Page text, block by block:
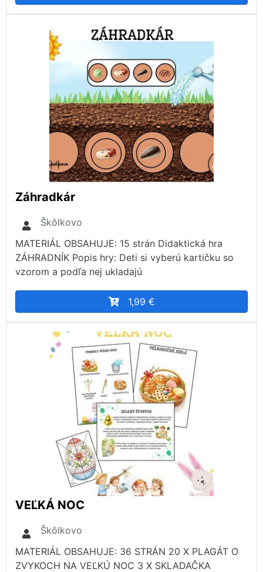
Záhradkár
Škôlkovo
MATERIÁL OBSAHUJE: 15 strán Didaktická hra
ZÁHRADNÍK Popis hry: Deti si vyberú kartičku so
vzorom a podľa nej ukladajú
1,99 €
VEĽKÁ NOC
Škôlkovo
MATERIÁL OBSAHUJE: 36 STRÁN 20 X PLAGÁT O
ZVYKOCH NA VEĽKÚ NOC 3 X SKLADAČKA